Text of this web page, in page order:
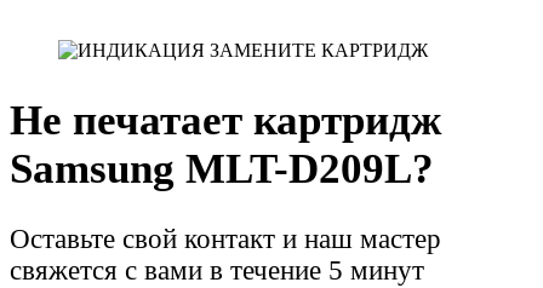
Не печатает картридж
Samsung MLT-D209L?
Оставьте свой контакт и наш мастер
свяжется с вами в течение 5 минут